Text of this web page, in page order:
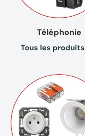
Téléphonie
Tous les produits